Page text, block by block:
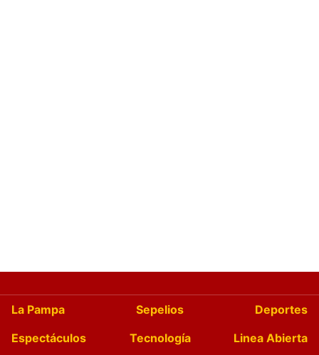
La Pampa Sepelios
Deportes
Espectáculos
Tecnología
Linea Abierta